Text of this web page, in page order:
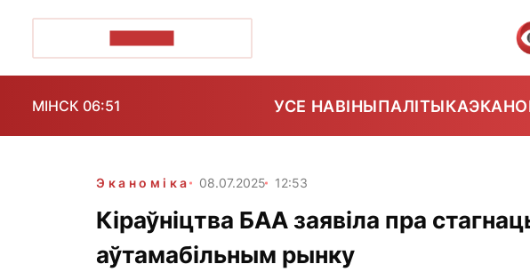
МІНСК 06:51 УСЕ НАВІНЫПАЛІТЫКА
Эканоміка 08.07.2025 12:53
Кіраўніцтва БАА заявіла пра
аўтамабільным рынку